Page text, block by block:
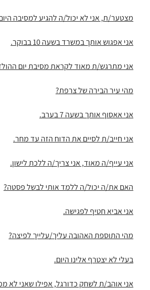
מצטער/ת, אני לא יכול/ה להגיע למסיבה
אני אפגוש אותך במשרד בשעה 10 בבוקר.
אני מתרגש/ת מאוד לקראת מסיבת יום
מהי עיר הבירה של צרפת?
אני אאסוף אותך בשעה 7 בערב.
אני חייב/ת לסיים את הדוח הזה עד מחר.
אני עייף/ה מאוד, אני צריך/ה ללכת לישון.
האם את/ה יכול/ה ללמד אותי לבשל פסטה?
אני אביא חטיף לפגישה.
מהי התוספת האהובה עליך/עלייך לפיצה?
בעלי לא יצטרף אלינו היום.
אני אוהב/ת לשחק כדורגל, אפילו שאני לא